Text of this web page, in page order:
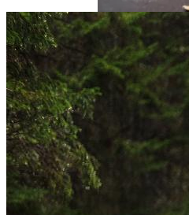
Белорусы
900 Тыс.
Спасти
Как
Молодым
Молоко Или